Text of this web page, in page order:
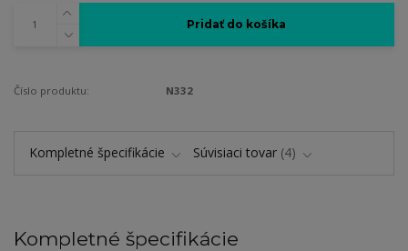
Pridať do košíka
Číslo produktu: N332
Kompletné špecifikácie Súvisiaci tovar 4
Kompletné špecifikácie